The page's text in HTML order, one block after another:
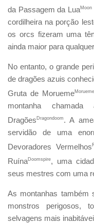
da Passagem da LuaMoon
cordilheira na porção
os orcs fizeram uma
ainda maior para
No entanto, o grande
de dragões azuis
Gruta de Morueme
montanha
Dragões Dragondoom . A
servidão de uma
Devoradores Vermelhos
RuínaDoomspire, uma
seus mestres com uma
As montanhas também
monstros perigosos,
selvagens mais